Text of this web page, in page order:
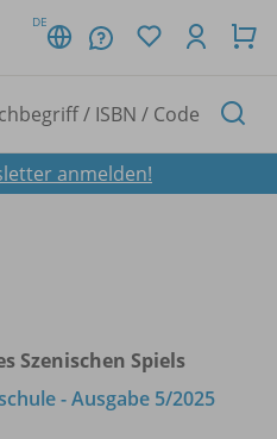
DE
anmelden!
Szenischen Spiels
- Ausgabe 5/2025